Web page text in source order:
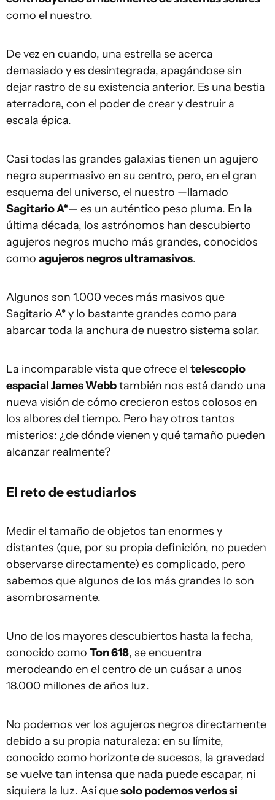
como el nuestro.
De vez en cuando, una estrella se acerca
demasiado y es desintegrada, apagándose sin
dejar rastro de su existencia anterior. Es una bestia
aterradora, con el poder de crear y destruir a
escala épica.
Casi todas las grandes galaxias tienen un agujero
negro supermasivo en su centro, pero, en el gran
esquema del universo, el nuestro —llamado
Sagitario A*— es un auténtico peso pluma. En la
última década, los astrónomos han descubierto
agujeros negros mucho más grandes, conocidos
como agujeros negros ultramasivos.
Algunos son 1.000 veces más masivos que
Sagitario A* y lo bastante grandes como para
abarcar toda la anchura de nuestro sistema solar.
La incomparable vista que ofrece el telescopio
espacial James Webbtambién nos está dando una
nueva visión de cómo crecieron estos colosos en
los albores del tiempo. Pero hay otros tantos
misterios: ¿de dónde vienen y qué tamaño pueden
alcanzar realmente?
El reto de estudiarlos
Medir el tamaño de objetos tan enormes y
distantes (que, por su propia definición, no pueden
observarse directamente) es complicado, pero
sabemos que algunos de los más grandes lo son
asombrosamente.
Uno de los mayores descubiertos hasta la fecha,
conocido como Ton 618, se encuentra
merodeando en el centro de un cuásar a unos
18.000 millones de años luz.
No podemos ver los agujeros negros directamente
debido a su propia naturaleza: en su límite,
conocido como horizonte de sucesos, la gravedad
se vuelve tan intensa que nada puede escapar, ni
siquiera la luz. Así quesolo podemos verlos si